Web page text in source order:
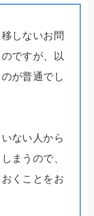
しないお問
ですが、以
が普通でし
ない人から
まうので、
くことをお